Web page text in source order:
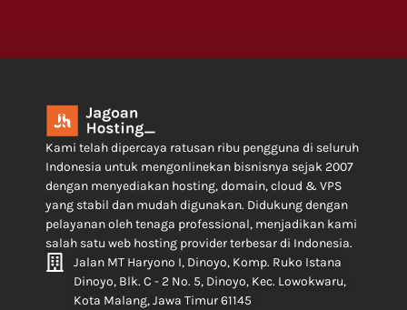
Kami telah dipercaya ratusan ribu pengguna di seluruh
Indonesia untuk mengonlinekan bisnisnya sejak 2007
dengan menyediakan hosting, domain, cloud & VPS
yang stabil dan mudah digunakan. Didukung dengan
pelayanan oleh tenaga professional, menjadikan kami
salah satu web hosting provider terbesar di Indonesia.
Jalan MT Haryono I, Dinoyo, Komp. Ruko Istana
Dinoyo, Blk. C - 2 No. 5, Dinoyo, Kec. Lowokwaru,
Kota Malang, Jawa Timur 61145